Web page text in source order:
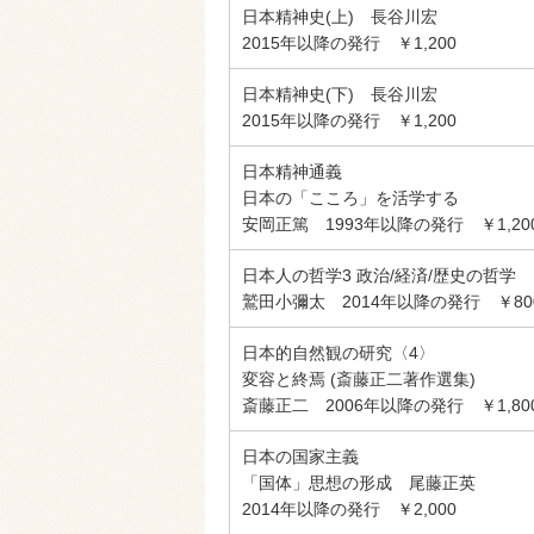
日本精神史(上) 長谷川宏
2015年以降の発行 ￥1,200
日本精神史(下) 長谷川宏
2015年以降の発行 ￥1,200
日本精神通義
日本の「こころ」を活学する
安岡正篤 1993年以降の発行 ￥
日本人の哲学3 政治/経済/歴史の哲学
鷲田小彌太 2014年以降の発行 ￥
日本的自然観の研究〈4〉
変容と終焉 (斎藤正二著作選集)
斎藤正二 2006年以降の発行 ￥
日本の国家主義
「国体」思想の形成 尾藤正英
2014年以降の発行 ￥2,000